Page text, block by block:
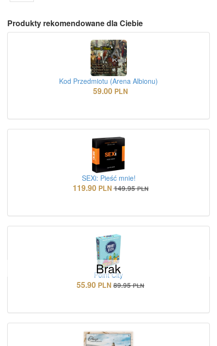
Produkty rekomendowane dla Ciebie
Kod Przedmiotu (Arena Albionu)
59.00 PLN
SEXi: Pieść mnie!
119.90 PLN 149.95 PLN
Brak
Point City
55.90 PLN 89.95 PLN